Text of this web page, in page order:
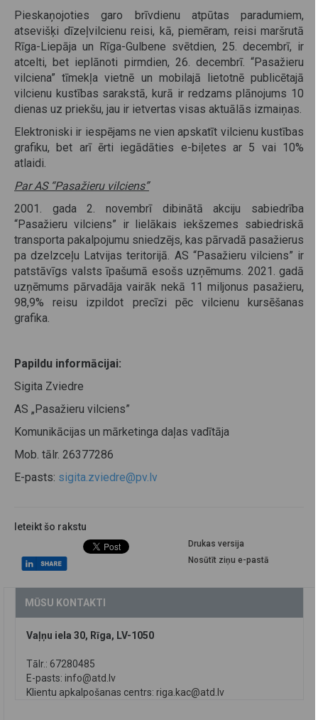
Pieskaņojoties garo brīvdienu atpūtas paradumiem,
atsevišķi dīzeļvilcienu reisi, kā, piemēram, reisi maršrutā
Rīga-Liepāja un Rīga-Gulbene svētdien, 25. decembrī, ir
atcelti, bet ieplānoti pirmdien, 26. decembrī. “Pasažieru
vilciena” tīmekļa vietnē un mobilajā lietotnē publicētajā
vilcienu kustības sarakstā, kurā ir redzams plānojums 10
dienas uz priekšu, jau ir ietvertas visas aktuālās izmaiņas.
Elektroniski ir iespējams ne vien apskatīt vilcienu kustības
grafiku, bet arī ērti iegādāties e-biļetes ar 5 vai 10%
atlaidi.
Par AS “Pasažieru vilciens”
2001. gada 2. novembrī dibinātā akciju sabiedrība
“Pasažieru vilciens” ir lielākais iekšzemes sabiedriskā
transporta pakalpojumu sniedzējs, kas pārvadā pasažierus
pa dzelzceļu Latvijas teritorijā. AS “Pasažieru vilciens” ir
patstāvīgs valsts īpašumā esošs uzņēmums. 2021. gadā
uzņēmums pārvadāja vairāk nekā 11 miljonus pasažieru,
98,9% reisu izpildot precīzi pēc vilcienu kursēšanas
grafika.
Papildu informācijai:
Sigita Zviedre
AS „Pasažieru vilciens”
Komunikācijas un mārketinga daļas vadītāja
Mob. tālr. 26377286
E-pasts: sigita.zviedre@pv.lv
Ieteikt šo rakstu
Drukas versija
Nosūtīt ziņu e-pastā
MŪSU KONTAKTI
Vaļņu iela 30, Rīga, LV-1050
Tālr.: 67280485
E-pasts: info@atd.lv
Klientu apkalpošanas centrs: riga.kac@atd.lv